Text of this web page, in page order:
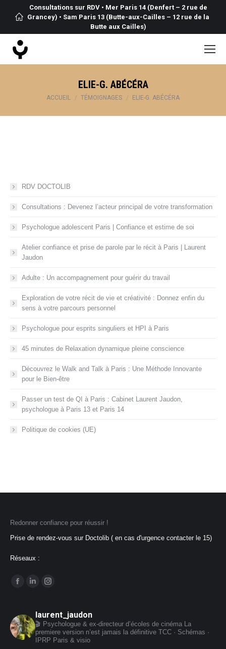
Consultations sur RDV • Mer Paris 14 (Denfert – 2 rue de
Grancey) • Sam Paris 13 (Butte-aux-Cailles – 12 rue de la
Butte aux Cailles)
ELIE-G. ABÉCÉRA
Vous êtes ici :
ACCUEIL TÉMOIGNAGES ELIE-G. ABÉCÉRA
RDV DOCTOLIB
Consultations : Devenez l’acteur principal de votre transformation
Psychologue adolescent Paris | Confiance et estime de soi
Atelier confiance et prise de parole par le récit à Paris | Laurent
Jaudon
Adulte : Un accompagnement pour guérir du travail
Exploration de votre récit de vie et créativité : Donnez enfin du
sens à votre parcours personnel
Psychologue pour esprits singuliers et HPI à Paris
45 minutes de Relaxation dynamique pleine conscience
Découvrez le Walk and Talk à Paris : Une Méthode Innovante
pour le Bien-être
Passer un test de QI à Paris : Cabinet Laurent Jaudon,
psychologue à Paris 13 et Paris 14
Politique de cookies (UE)
Redonner confiance pour réussir !
Prise de rendez-vous sur Doctolib ( en cas d'urgence contacter le 15)
Réseaux :
Trouvez nous sur :
Facebook
s'ouvre
dans
LinkedIn
s'ouvre
dans
La
Instagram
s'ouvre
dans
laurent_jaudon
🎬 Psychologue & ex-directeur d’écoles de cinéma La
premiere version n’est jamais la définitive TCC · Schémas ·
IPRP Paris & visio